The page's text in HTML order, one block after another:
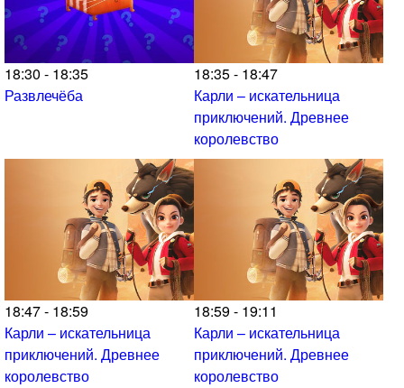
18:30 - 18:35
Развлечёба
18:35 - 18:47
Карли – искательница
приключений. Древнее
королевство
18:47 - 18:59
Карли – искательница
приключений. Древнее
королевство
18:59 - 19:11
Карли – искательница
приключений. Древнее
королевство